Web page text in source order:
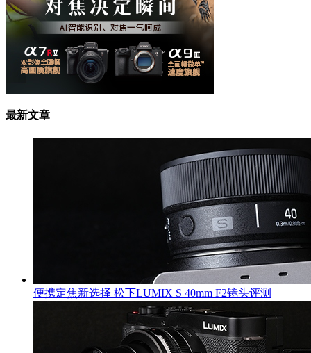
最新文章
便携定焦新选择 松下LUMIX S 40mm F2镜头评测